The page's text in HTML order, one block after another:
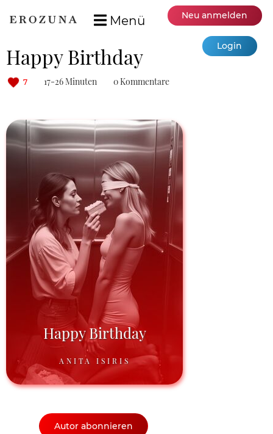
Menü Neu anmelden
Login
Happy Birthday
7 17-26 Minuten 0 Kommentare
Happy Birthday
ANITA ISIRIS
Autor abonnieren